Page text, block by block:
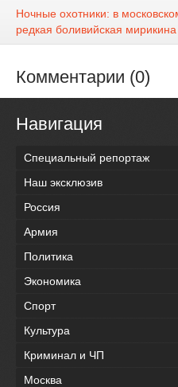
Ночные охотники: в
редкая боливийская мирикина
Комментарии (0)
Навигация
Специальный репортаж
Наш эксклюзив
Россия
Армия
Политика
Экономика
Спорт
Культура
Криминал и ЧП
Москва